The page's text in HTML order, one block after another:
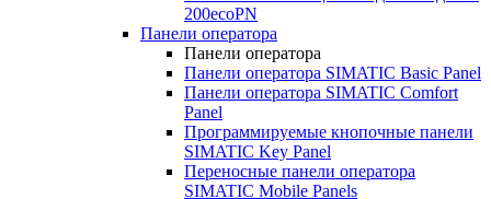
200ecoPN
Панели оператора
Панели оператора
Панели оператора SIMATIC Basic Panel
Панели оператора SIMATIC Comfort
Panel
Программируемые кнопочные панели
SIMATIC Key Panel
Переносные панели оператора
SIMATIC Mobile Panels